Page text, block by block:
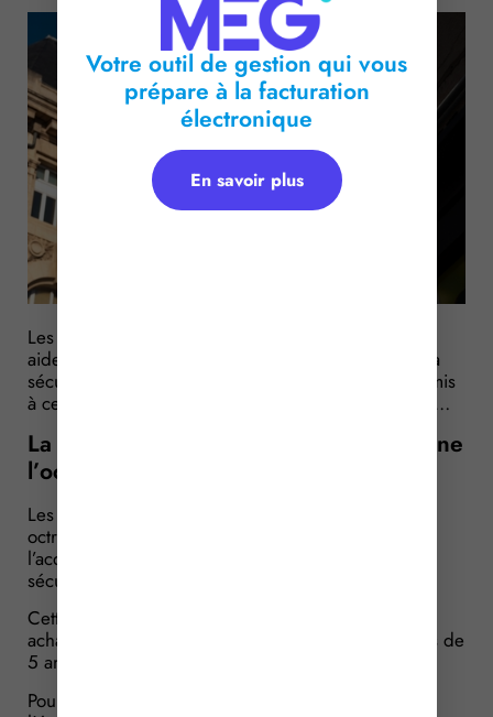
Les débitants de tabac peuvent se voir attribuer une
aide financière visant à leur permettre d’améliorer la
sécurité de leur local. L’octroi de cette aide est soumis
à certaines conditions qui viennent d’être précisées…
La formation des installateurs conditionne
l’octroi de l’aide
Les exploitants de débit de tabac peuvent se voir
octroyer une aide à la sécurité afin de financer
l’acquisition et l’installation de divers matériels de
sécurité.
Cette aide peut atteindre 10 000 € pour le premier
achat ou le renouvellement de matériel par tranches de
5 ans.
Pour pouvoir en bénéficier, le gérant de
Votre outil de gestion qui vous
prépare à la facturation
électronique
En savoir plus